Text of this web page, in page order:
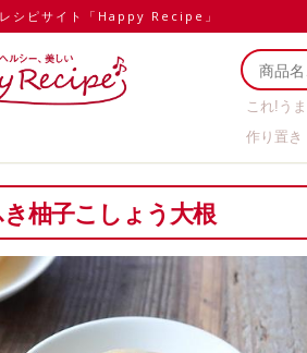
シピサイト「Happy Recipe」
これ!う
作り置き
柚子こしょう大根